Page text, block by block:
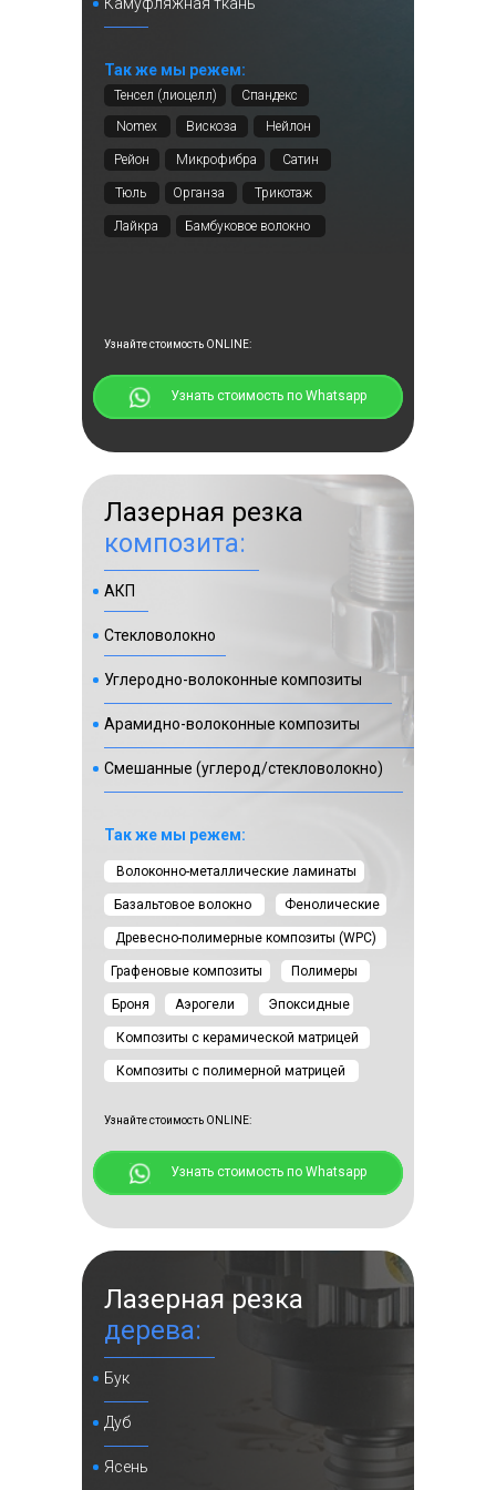
⠀⠀⠀⠀Узнать стоимость по Whatsapp
Узнайте стоимость ONLINE:
⠀⠀⠀⠀Узнать стоимость по Whatsapp
Узнайте стоимость ONLINE:
Лазерная резка
композита:
АКП
Углеродно-волоконные композиты
Стекловолокно
Арамидно-волоконные композиты
Смешанные (углерод/стекловолокно)
Лазерная резка
дерева:
Бук
Дуб
Ясень
Так же мы режем:
Nomex Вискоза Нейлон
Спандекс
Рейон Микрофибра Сатин
Бархат
Тюль Органза Трикотаж
Лайкра Бамбуковое волокно
Тенсел (лиоцелл)
Так же мы режем:
Волоконно-металлические ламинаты
Фенолические
Композиты с полимерной матрицей
Базальтовое волокно
Аэрогели
Полимеры
Древесно-полимерные композиты (WPC)
Броня
Графеновые композиты
Эпоксидные
Композиты с керамической матрицей
лазерная резка
бумаги
лазерная резка
картона
+5 фото
+6 фото
Москва, село Кленово,
Смотреть⠀⠀
Смотреть⠀⠀
г. Москва, ул. Самаркандский
бульвар д. 15